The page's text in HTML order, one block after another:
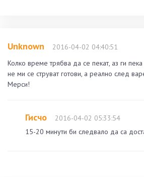
Unknown
2016-04-02 04:40:51
Колко време трябва да се пекат, аз ги
не ми се струват готови, а реално след
Мерси!
Гисчо
2016-04-02 05:33:54
15-20 минути би следвало да са